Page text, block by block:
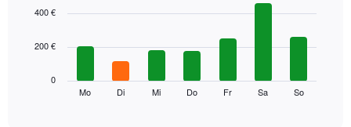
die
Monate
chart
bars.
Mo Di Mi Do Fr Sa So
0
200 €
400 €